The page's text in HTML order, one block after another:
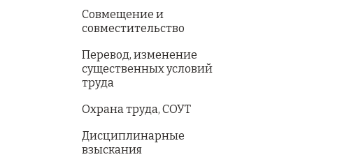
Совмещение и
совместительство
Перевод, изменение
существенных условий
труда
Охрана труда, СОУТ
Дисциплинарные
взыскания